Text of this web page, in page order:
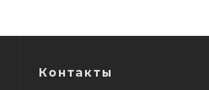
Контакты